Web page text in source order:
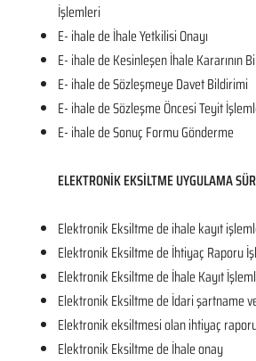
İşlemleri
E- ihale de İhale Yetkilisi Onayı
E- ihale de Kesinleşen İhale Kararının
E- ihale de Sözleşmeye Davet Bildirimi
E- ihale de Sözleşme Öncesi Teyit
E- ihale de Sonuç Formu Gönderme
ELEKTRONİK EKSİLTME UYGULAMA
Elektronik Eksiltme de ihale kayıt
Elektronik Eksiltme de İhtiyaç Raporu
Elektronik Eksiltme de İhale Kayıt
Elektronik Eksiltme de İdari şartname
Elektronik eksiltmesi olan ihtiyaç
Elektronik Eksiltme de İhale onay